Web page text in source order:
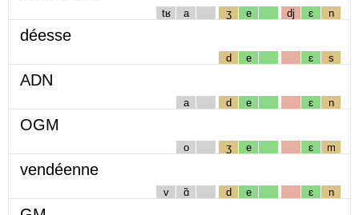
tʁ a ʒ e dj ɛ n
déesse
d e ɛ s
ADN
a d e ɛ n
OGM
o ʒ e ɛ m
vendéenne
v ɑ̃ d e ɛ n